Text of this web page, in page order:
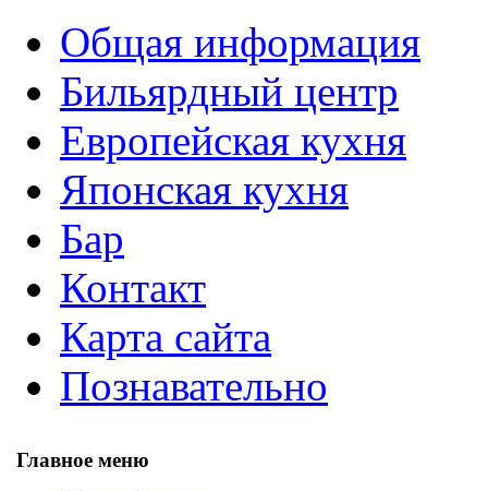
Общая информация
Бильярдный центр
Европейская кухня
Японская кухня
Бар
Контакт
Карта сайта
Познавательно
Главное меню